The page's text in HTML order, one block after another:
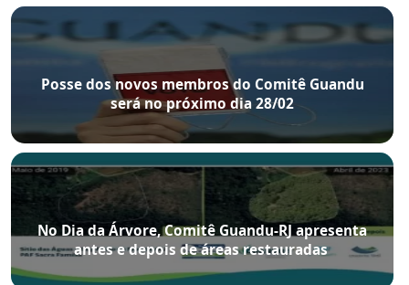
Posse dos novos membros do Comitê Guandu
será no próximo dia 28/02
No Dia da Árvore, Comitê Guandu-RJ apresenta
antes e depois de áreas restauradas